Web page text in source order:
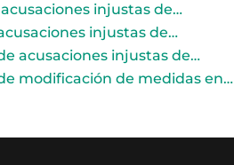
injustas de…
injustas de…
acusaciones injustas de…
modificación de medidas en…